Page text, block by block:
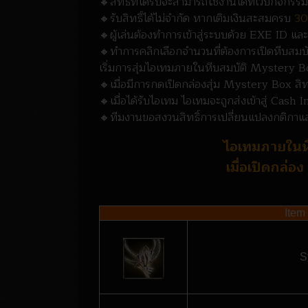
🔸รับสิทธิ์ได้ไม่จำกัด หากเติมเงินสะสมครบ
🔸ผู้เล่นต้องทำการเข้าสู่ระบบด้วย EXE ID แ
🔸ทำการคลิกเลือกจำนวนที่ต้องการเปิดหีบส
เริ่มการสุ่มไอเทมภายในหีบสมบัติ Mystery
🔸เมื่อมีการกดเปิดกล่องสุ่ม Mystery Box
🔸เมื่อได้รับไอเทม ไอเทมจะถูกส่งเข้าสู่
🔸ทีมงานขอสงวนสิทธิ์การเปลี่ยนแปลงกติกาแ
ไอเทมภายใ
เมื่อเปิดกล่อ